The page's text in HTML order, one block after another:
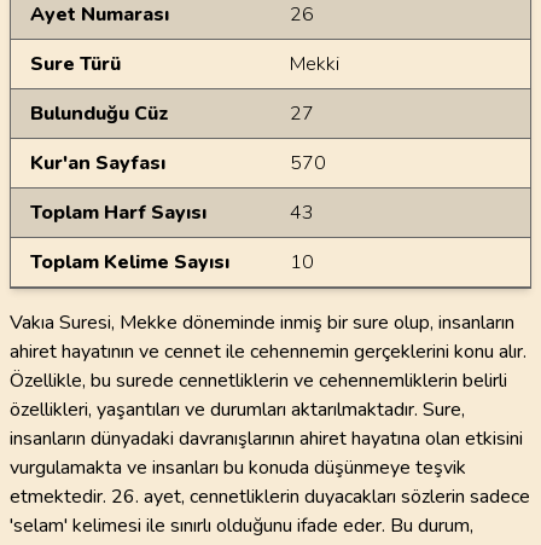
Ayet Numarası
26
Sure Türü
Mekki
Bulunduğu Cüz
27
Kur'an Sayfası
570
Toplam Harf Sayısı
43
Toplam Kelime Sayısı
10
Vakıa Suresi, Mekke döneminde inmiş bir sure olup, insanların
ahiret hayatının ve cennet ile cehennemin gerçeklerini konu alır.
Özellikle, bu surede cennetliklerin ve cehennemliklerin belirli
özellikleri, yaşantıları ve durumları aktarılmaktadır. Sure,
insanların dünyadaki davranışlarının ahiret hayatına olan etkisini
vurgulamakta ve insanları bu konuda düşünmeye teşvik
etmektedir. 26. ayet, cennetliklerin duyacakları sözlerin sadece
'selam' kelimesi ile sınırlı olduğunu ifade eder. Bu durum,